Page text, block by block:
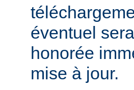
éventuel
honorée
mise à jour.